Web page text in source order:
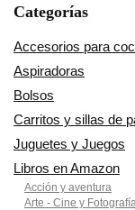
Categorías
Accesorios para
Aspiradoras
Bolsos
Carritos y sillas de
Juguetes y Juegos
Libros en Amazon
Acción y aventura
Arte - Cine y Fotografía